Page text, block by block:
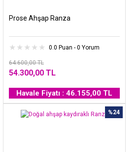
Prose Ahşap Ranza
0.0 Puan - 0 Yorum
64.600,00 TL
54.300,00 TL
Havale Fiyatı : 46.155,00 TL
%24